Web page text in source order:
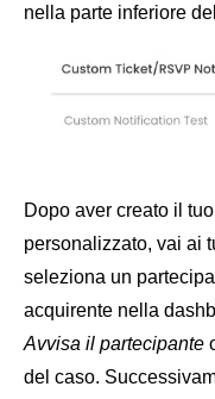
nella parte inferiore del
Dopo aver creato il
personalizzato, vai ai
seleziona un
acquirente nella
Avvisa il partecipante
del caso.